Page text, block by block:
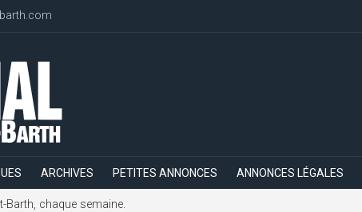
ARCHIVES PETITES ANNONCES ANNONCES LÉGALES
Barth, chaque semaine.